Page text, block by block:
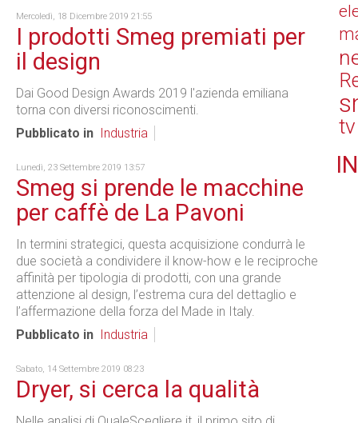
Mercoledì, 18 Dicembre 2019 21:55
I prodotti Smeg premiati per
il design
Dai Good Design Awards 2019 l'azienda emiliana
torna con diversi riconoscimenti.
Pubblicato in
Industria
Lunedì, 23 Settembre 2019 13:57
Smeg si prende le macchine
per caffè de La Pavoni
In termini strategici, questa acquisizione condurrà le
due società a condividere il know-how e le reciproche
affinità per tipologia di prodotti, con una grande
attenzione al design, l’estrema cura del dettaglio e
l’affermazione della forza del Made in Italy.
Pubblicato in
Industria
Sabato, 14 Settembre 2019 08:23
Dryer, si cerca la qualità
tv
IN